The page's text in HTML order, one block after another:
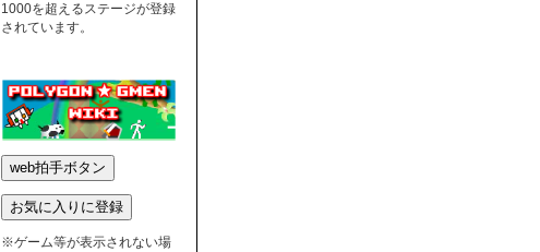
1000を超えるステージが登録
されています。
※ゲーム等が表示されない場